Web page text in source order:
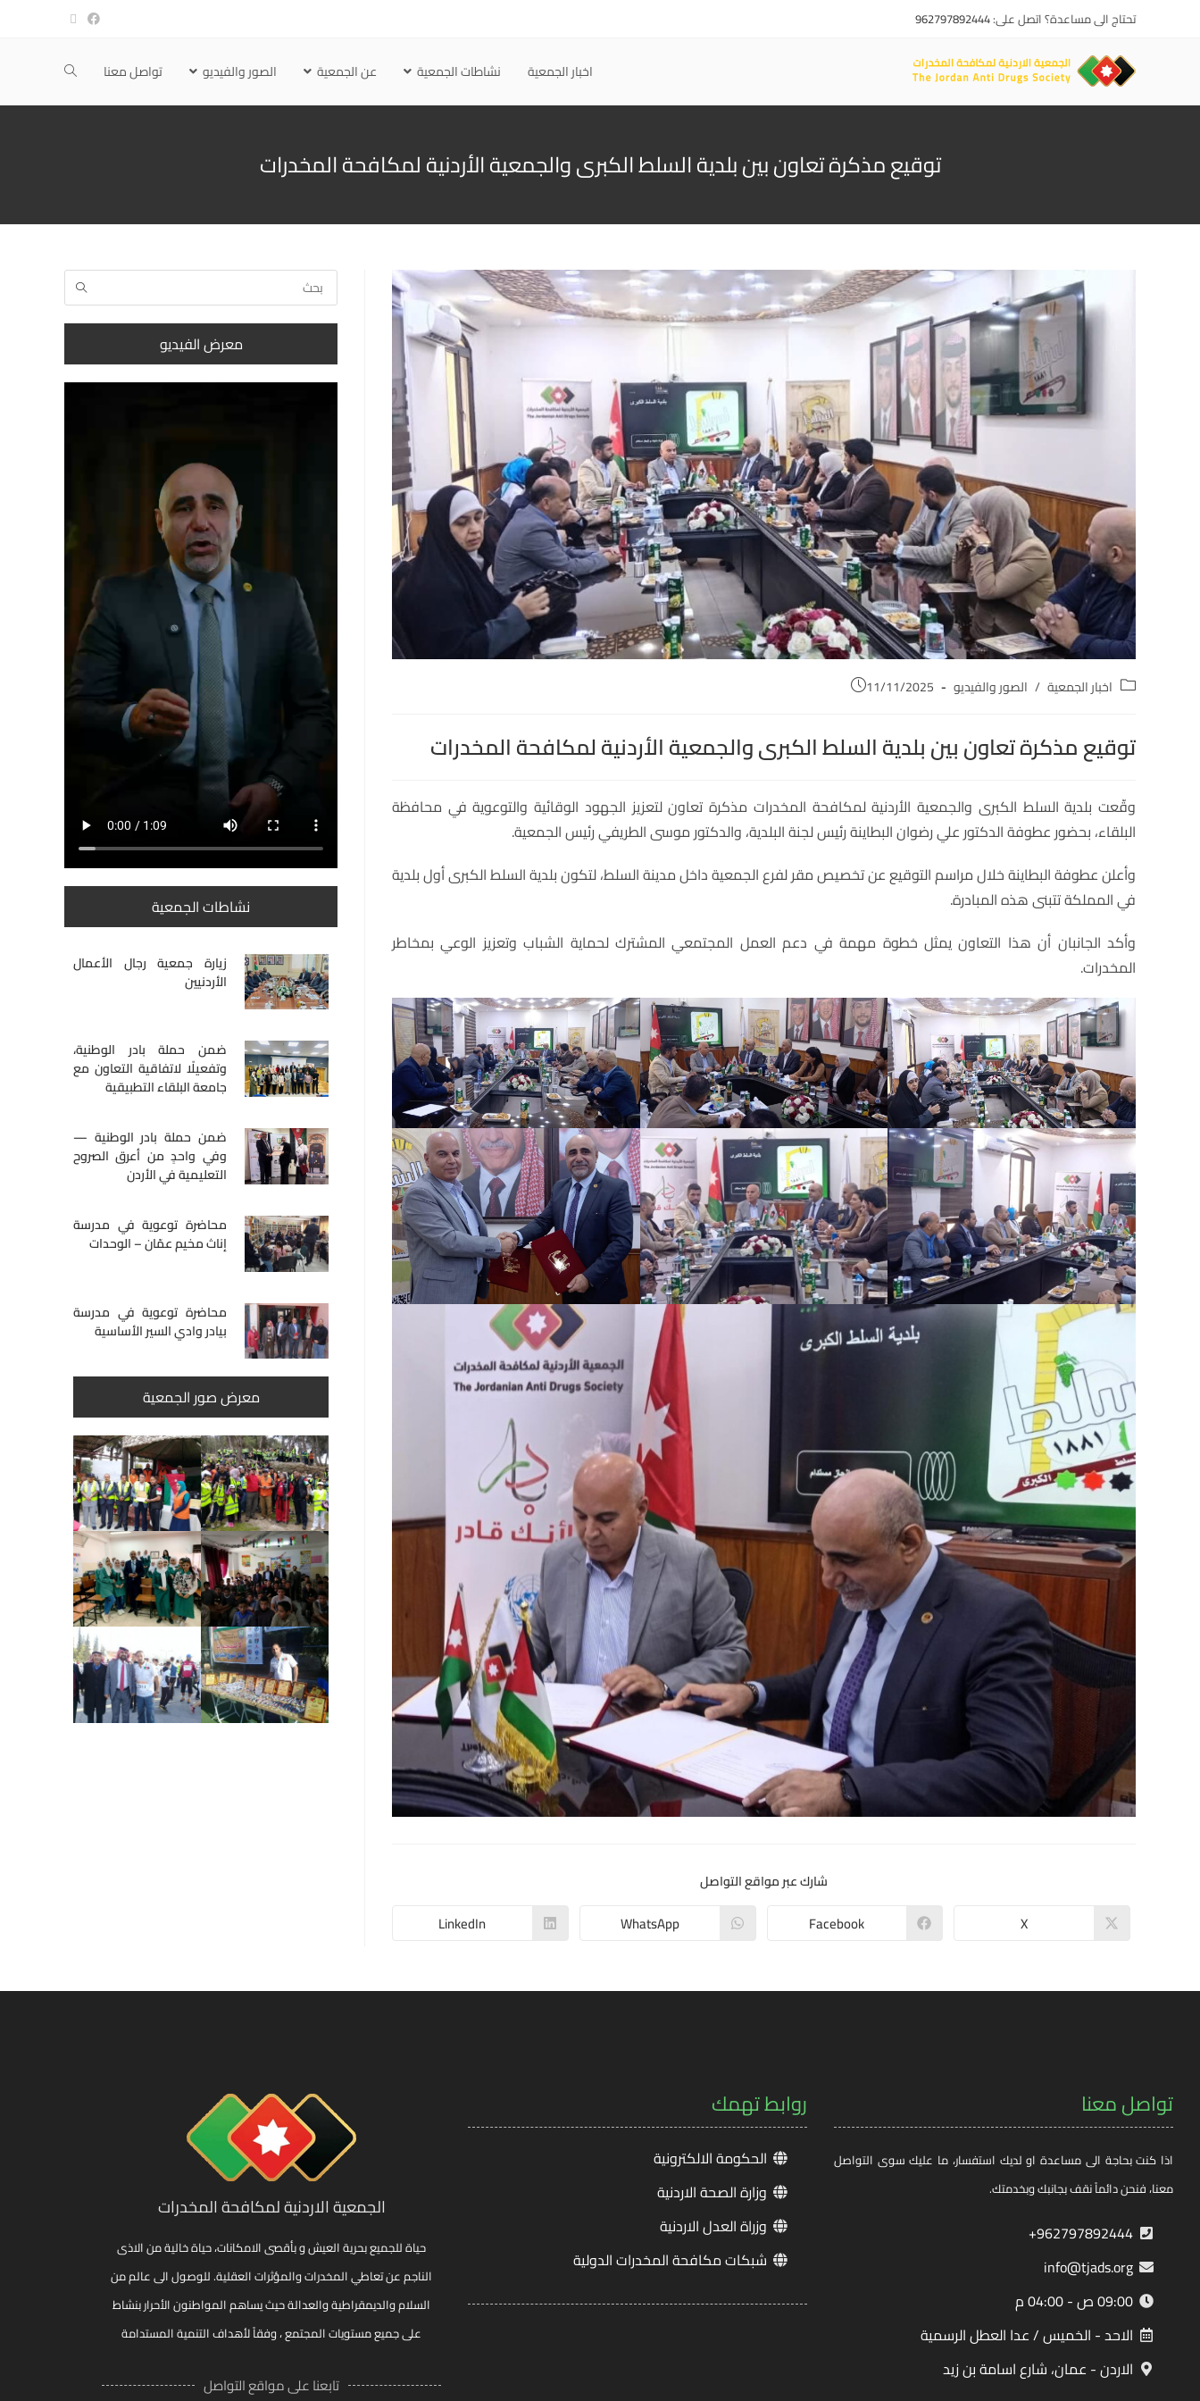
تحتاج الى مساعدة؟ اتصل على:962797892444
اخبار الجمعية نشاطات الجمعية عن الجمعية الصور والفيديو تواصل معنا
توقيع مذكرة تعاون بين بلدية السلط الكبرى والجمعية الأردنية لمكافحة المخدرات
اخبار الجمعية / الصور والفيديو 11/11/2025
توقيع مذكرة تعاون بين بلدية السلط الكبرى والجمعية الأردنية لمكافحة المخدرات
وقّعت بلدية السلط الكبرى والجمعية الأردنية لمكافحة المخدرات مذكرة تعاون لتعزيز الجهود الوقائية والتوعوية في محافظة
البلقاء، بحضور عطوفة الدكتور علي رضوان البطاينة رئيس لجنة البلدية، والدكتور موسى الطريفي رئيس الجمعية.
وأعلن عطوفة البطاينة خلال مراسم التوقيع عن تخصيص مقر لفرع الجمعية داخل مدينة السلط، لتكون بلدية السلط الكبرى أول بلدية
في المملكة تتبنى هذه المبادرة.
وأكد الجانبان أن هذا التعاون يمثل خطوة مهمة في دعم العمل المجتمعي المشترك لحماية الشباب وتعزيز الوعي بمخاطر
المخدرات.
شارك عبر مواقع التواصل
X
Facebook
WhatsApp
LinkedIn
معرض الفيديو
نشاطات الجمعية
زيارة جمعية رجال الأعمال
الأردنيين
ضمن حملة بادر الوطنية،
وتفعيلًا لاتفاقية التعاون مع
جامعة البلقاء التطبيقية
ضمن حملة بادر الوطنية —
وفي واحدٍ من أعرق الصروح
التعليمية في الأردن
محاضرة توعوية في مدرسة
إناث مخيم عمّان – الوحدات
محاضرة توعوية في مدرسة
بيادر وادي السير الأساسية
معرض صور الجمعية
تواصل معنا
اذا كنت بحاجة الى مساعدة او لديك استفسار، ما عليك سوى التواصل
معنا، فنحن دائماً نقف بجانبك وبخدمتك.
962797892444+
info@tjads.org
09:00 ص - 04:00 م
الاحد - الخميس / عدا العطل الرسمية
الاردن - عمان، شارع اسامة بن زيد
روابط تهمك
الحكومة الالكترونية
وزارة الصحة الاردنية
وزراة العدل الاردنية
شبكات مكافحة المخدرات الدولية
الجمعية الاردنية لمكافحة المخدرات
حياة للجميع بحرية العيش و بأقصى الامكانات، حياة خالية من الاذى
الناجم عن تعاطي المخدرات والمؤثرات العقلية. للوصول الى عالم من
السلام والديمقراطية والعدالة حيث يساهم المواطنون الأحرار بنشاط
على جميع مستويات المجتمع ، وفقاً لأهداف التنمية المستدامة
تابعنا على مواقع التواصل